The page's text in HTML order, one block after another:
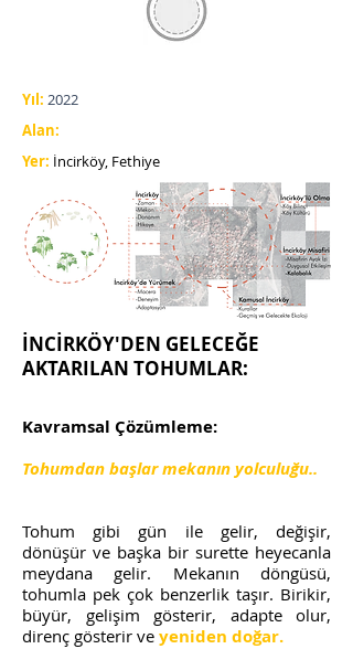
Yıl: 2022
Alan:
Yer: İncirköy, Fethiye
İNCİRKÖY'DEN GELECEĞE
AKTARILAN TOHUMLAR:
Kavramsal Çözümleme:
Tohumdan başlar mekanın yolculuğu..
Tohum gibi gün ile gelir, değişir,
dönüşür ve başka bir surette heyecanla
meydana gelir. Mekanın döngüsü,
tohumla pek çok benzerlik taşır. Birikir,
büyür, gelişim gösterir, adapte olur,
direnç gösterir ve yeniden doğar.